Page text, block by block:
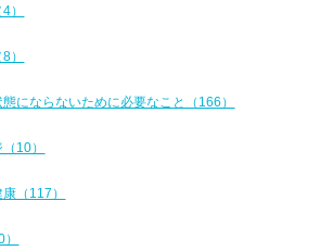
）
）
にならないために必要なこと（166）
10）
（117）